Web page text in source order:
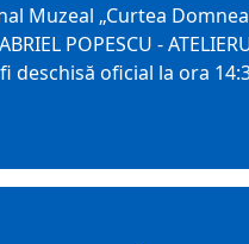
Muzeal „Curtea
POPESCU -
deschisă oficial la ora